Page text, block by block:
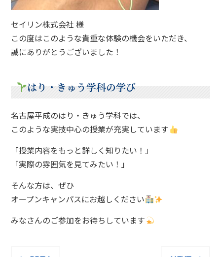
セイリン株式会社 様
この度はこのような貴重な体験の機会をいただき、
誠にありがとうございました！
はり・きゅう学科の学び
名古屋平成のはり・きゅう学科では、
このような実技中心の授業が充実しています
「授業内容をもっと詳しく知りたい！」
「実際の雰囲気を見てみたい！」
そんな方は、ぜひ
オープンキャンパスにお越しください
みなさんのご参加をお待ちしています